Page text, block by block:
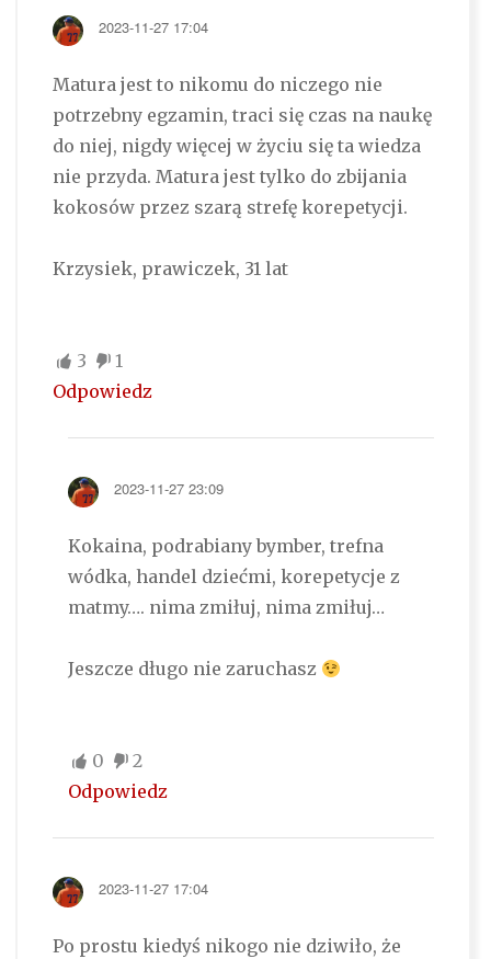
2023-11-27 17:04
Matura jest to nikomu do niczego nie
potrzebny egzamin, traci się czas na naukę
do niej, nigdy więcej w życiu się ta wiedza
nie przyda. Matura jest tylko do zbijania
kokosów przez szarą strefę korepetycji.
Krzysiek, prawiczek, 31 lat
3
1
Odpowiedz
2023-11-27 23:09
Kokaina, podrabiany bymber, trefna
wódka, handel dziećmi, korepetycje z
matmy…. nima zmiłuj, nima zmiłuj…
Jeszcze długo nie zaruchasz
0
2
Odpowiedz
2023-11-27 17:04
Po prostu kiedyś nikogo nie dziwiło, że